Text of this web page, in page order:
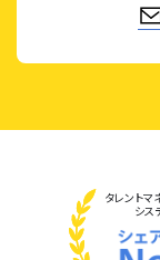
タレントマ
シス